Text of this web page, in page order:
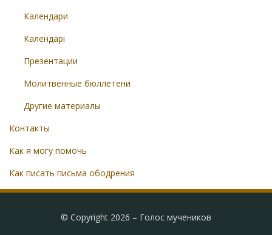
Календари
Календарі
Презентации
Молитвенные бюллетени
Другие материалы
Контакты
Как я могу помочь
Как писать письма ободрения
© Copyright 2026 – Голос мучеников